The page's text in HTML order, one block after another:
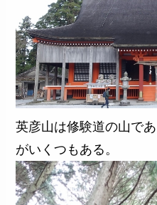
英彦山は修験道の山で
がいくつもある。